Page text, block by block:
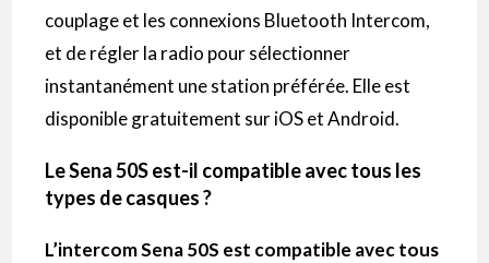
couplage et les connexions Bluetooth Intercom,
et de régler la radio pour sélectionner
instantanément une station préférée. Elle est
disponible gratuitement sur iOS et Android.
Le Sena 50S est-il compatible avec tous les
types de casques ?
L’intercom Sena 50S est compatible avec tous